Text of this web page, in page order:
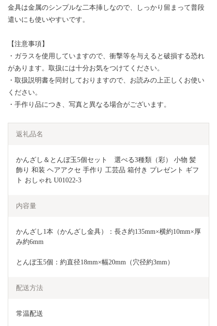
金具は金属のシンプルな二本挿しなので、しっかり留まって普段
遣いにも使いやすいです。
【注意事項】
・ガラスを使用していますので、衝撃等を与えると破損する恐れ
があります。取扱には十分お気をつけてください。
・取扱説明書を同封しておりますので、お読みの上正しくお使い
ください。
・手作り品につき、写真と異なる場合がございます。
返礼品名
かんざし＆とんぼ玉5個セット　選べる3種類（彩） 小物 髪
飾り 和装 ヘアアクセ 手作り 工芸品 箱付き プレゼント ギフ
ト おしゃれ U01022-3
内容量
かんざし1本（かんざし金具）：長さ約135mm×横約10mm×厚
み約6mm
とんぼ玉5個：約直径18mm×幅20mm（穴径約3mm）
配送方法
常温配送